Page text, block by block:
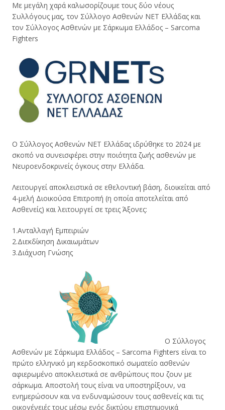
Με μεγάλη χαρά καλωσορίζουμε τους δύο νέους
Συλλόγους μας, τον Σύλλογο Ασθενών ΝΕΤ Ελλάδας και
τον Σύλλογος Ασθενών με Σάρκωμα Ελλάδος – Sarcoma
Fighters
Ο Σύλλογος Ασθενών ΝΕΤ Ελλάδας ιδρύθηκε το 2024 με
σκοπό να συνεισφέρει στην ποιότητα ζωής ασθενών με
Νευροενδοκρινείς όγκους στην Ελλάδα.
Λειτουργεί αποκλειστικά σε εθελοντική βάση, διοικείται από
4-μελή Διοικούσα Επιτροπή (η οποία αποτελείται από
Ασθενείς) και λειτουργεί σε τρεις Άξονες:
1.Ανταλλαγή Εμπειριών
2.Διεκδίκηση Δικαιωμάτων
3.Διάχυση Γνώσης
Ο Σύλλογος
Ασθενών με Σάρκωμα Ελλάδος – Sarcoma Fighters είναι το
πρώτο ελληνικό μη κερδοσκοπικό σωματείο ασθενών
αφιερωμένο αποκλειστικά σε ανθρώπους που ζουν με
σάρκωμα. Αποστολή τους είναι να υποστηρίξουν, να
ενημερώσουν και να ενδυναμώσουν τους ασθενείς και τις
οικογένειές τους μέσω ενός δικτύου επιστημονικά